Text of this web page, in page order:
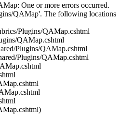
One or more errors occurred.
QAMap'. The following locations
Plugins/QAMap.cshtml
QAMap.cshtml
Plugins/QAMap.cshtml
Plugins/QAMap.cshtml